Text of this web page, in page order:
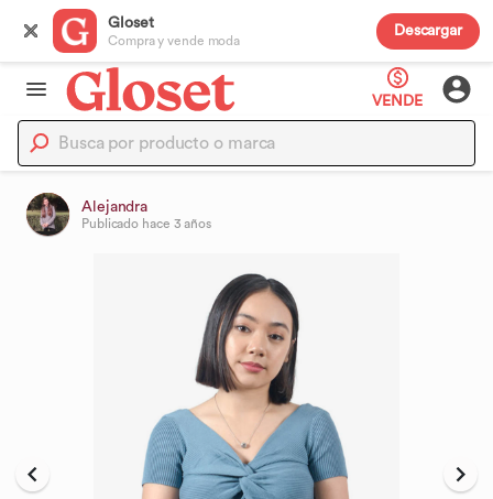
Gloset
Compra y vende moda
Descargar
VENDE
Alejandra
Publicado hace 3 años